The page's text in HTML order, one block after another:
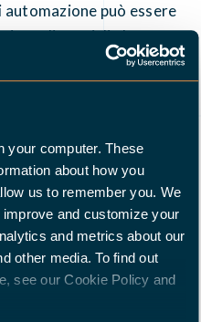
your computer. These
about how you
us to remember you. We
and customize your
and metrics about our
other media. To find out
see our Cookie Policy and
automazione può essere
di pezzi di alta
per cuscinetti, che
tra 10 e 20 μm per le
è stato montato sul
nastro
di misurazione e il
è stato adattato. Una
viene restituita al
posizionata sul nastro e
il controllo qualità.
fusi, lasciano il